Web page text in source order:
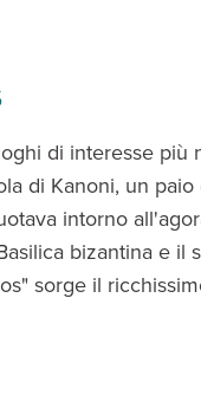
di interesse più
di Kanoni, un
intorno
bizantina e il
sorge il